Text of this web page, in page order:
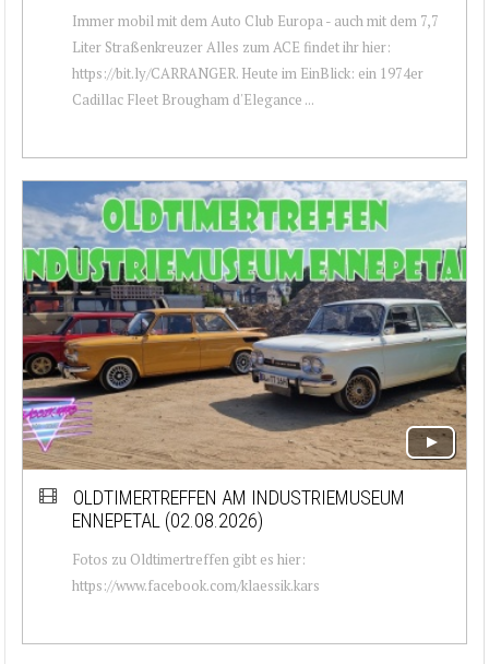
Immer mobil mit dem Auto Club Europa - auch mit dem 7,7
Liter Straßenkreuzer Alles zum ACE findet ihr hier:
https://bit.ly/CARRANGER. Heute im EinBlick: ein 1974er
Cadillac Fleet Brougham d'Elegance ...
OLDTIMERTREFFEN AM INDUSTRIEMUSEUM
ENNEPETAL (02.08.2026)
Fotos zu Oldtimertreffen gibt es hier:
https://www.facebook.com/klaessik.kars